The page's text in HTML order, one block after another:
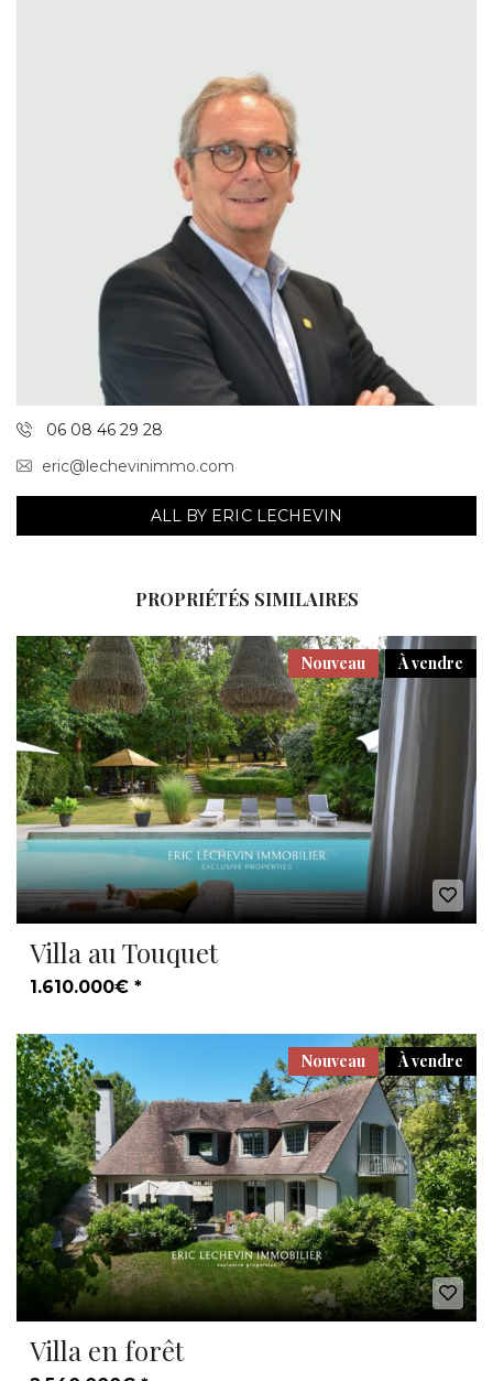
06 08 46 29 28
eric@lechevinimmo.com
ALL BY ERIC LECHEVIN
PROPRIÉTÉS SIMILAIRES
À vendre
Nouveau
Villa au Touquet
1.610.000€ *
À vendre
Nouveau
Villa en forêt